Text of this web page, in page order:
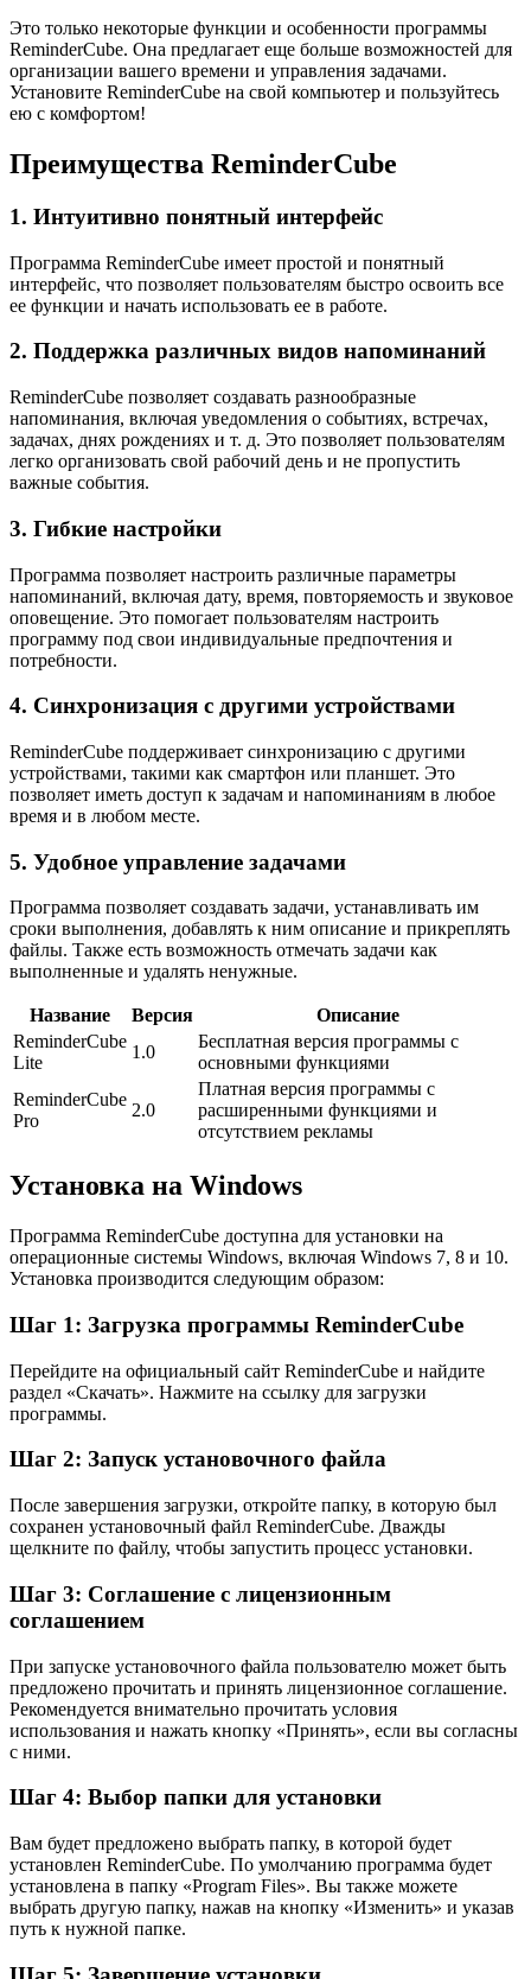
Это только некоторые функции и особенности программы
ReminderCube. Она предлагает еще больше возможностей для
организации вашего времени и управления задачами.
Установите ReminderCube на свой компьютер и пользуйтесь
ею с комфортом!
Преимущества ReminderCube
1. Интуитивно понятный интерфейс
Программа ReminderCube имеет простой и понятный
интерфейс, что позволяет пользователям быстро освоить все
ее функции и начать использовать ее в работе.
2. Поддержка различных видов напоминаний
ReminderCube позволяет создавать разнообразные
напоминания, включая уведомления о событиях, встречах,
задачах, днях рождениях и т. д. Это позволяет пользователям
легко организовать свой рабочий день и не пропустить
важные события.
3. Гибкие настройки
Программа позволяет настроить различные параметры
напоминаний, включая дату, время, повторяемость и звуковое
оповещение. Это помогает пользователям настроить
программу под свои индивидуальные предпочтения и
потребности.
4. Синхронизация с другими устройствами
ReminderCube поддерживает синхронизацию с другими
устройствами, такими как смартфон или планшет. Это
позволяет иметь доступ к задачам и напоминаниям в любое
время и в любом месте.
5. Удобное управление задачами
Программа позволяет создавать задачи, устанавливать им
сроки выполнения, добавлять к ним описание и прикреплять
файлы. Также есть возможность отмечать задачи как
выполненные и удалять ненужные.
Название Версия
Описание
ReminderCube
Lite
1.0
Бесплатная версия программы с
основными функциями
ReminderCube
Pro
2.0
Платная версия программы с
расширенными функциями и
отсутствием рекламы
Установка на Windows
Программа ReminderCube доступна для установки на
операционные системы Windows, включая Windows 7, 8 и 10.
Установка производится следующим образом:
Шаг 1: Загрузка программы ReminderCube
Перейдите на официальный сайт ReminderCube и найдите
раздел «Скачать». Нажмите на ссылку для загрузки
программы.
Шаг 2: Запуск установочного файла
После завершения загрузки, откройте папку, в которую был
сохранен установочный файл ReminderCube. Дважды
щелкните по файлу, чтобы запустить процесс установки.
Шаг 3: Соглашение с лицензионным
соглашением
При запуске установочного файла пользователю может быть
предложено прочитать и принять лицензионное соглашение.
Рекомендуется внимательно прочитать условия
использования и нажать кнопку «Принять», если вы согласны
с ними.
Шаг 4: Выбор папки для установки
Вам будет предложено выбрать папку, в которой будет
установлен ReminderCube. По умолчанию программа будет
установлена в папку «Program Files». Вы также можете
выбрать другую папку, нажав на кнопку «Изменить» и указав
путь к нужной папке.